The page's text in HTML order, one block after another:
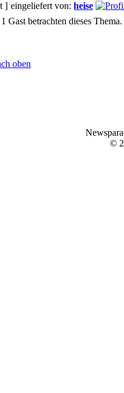
] eingeliefert von: heise
Gast betrachten dieses Thema.
©